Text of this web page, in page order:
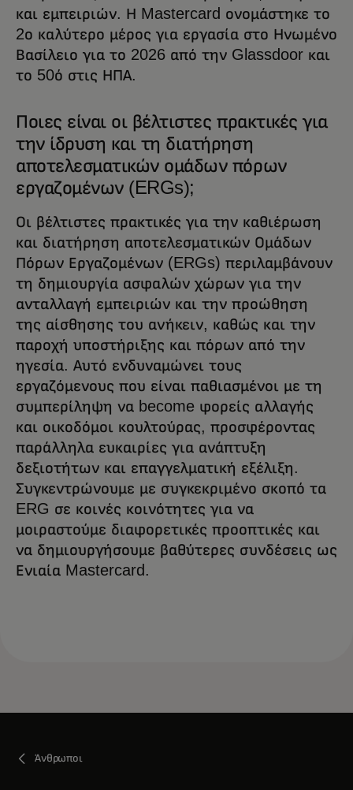
και εμπειριών. Η Mastercard ονομάστηκε το
2ο καλύτερο μέρος για εργασία στο Ηνωμένο
Βασίλειο για το 2026 από την Glassdoor και
το 50ό στις ΗΠΑ.
Ποιες είναι οι βέλτιστες πρακτικές για
την ίδρυση και τη διατήρηση
αποτελεσματικών ομάδων πόρων
εργαζομένων (ERGs);
Οι βέλτιστες πρακτικές για την καθιέρωση
και διατήρηση αποτελεσματικών Ομάδων
Πόρων Εργαζομένων (ERGs) περιλαμβάνουν
τη δημιουργία ασφαλών χώρων για την
ανταλλαγή εμπειριών και την προώθηση
της αίσθησης του ανήκειν, καθώς και την
παροχή υποστήριξης και πόρων από την
ηγεσία. Αυτό ενδυναμώνει τους
εργαζόμενους που είναι παθιασμένοι με τη
συμπερίληψη να become φορείς αλλαγής
και οικοδόμοι κουλτούρας, προσφέροντας
παράλληλα ευκαιρίες για ανάπτυξη
δεξιοτήτων και επαγγελματική εξέλιξη.
Συγκεντρώνουμε με συγκεκριμένο σκοπό τα
ERG σε κοινές κοινότητες για να
μοιραστούμε διαφορετικές προοπτικές και
να δημιουργήσουμε βαθύτερες συνδέσεις ως
Ενιαία Mastercard.
Άνθρωποι